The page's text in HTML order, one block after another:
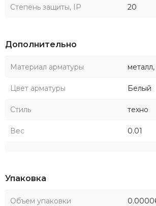
Степень защиты, IP 20
Дополнительно
Материал арматуры
Цвет арматуры Белый
Стиль техно
Вес 0.01
Упаковка
Объем упаковки